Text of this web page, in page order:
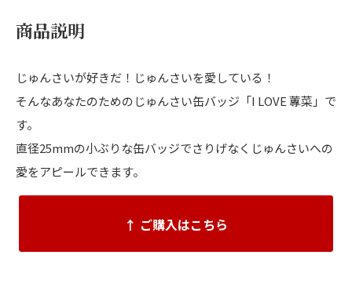
商品説明
じゅんさいが好きだ！じゅんさいを愛している！
そんなあなたのためのじゅんさい缶バッジ「I LOVE 蓴菜」で
す。
直径25mmの小ぶりな缶バッジでさりげなくじゅんさいへの
愛をアピールできます。
↑ ご購入はこちら